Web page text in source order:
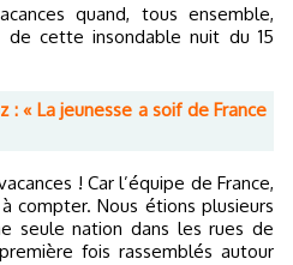
quand, tous ensemble,
de cette insondable nuit du 15
: « La jeunesse a soif de France
compter. Nous étions plusieurs
seule nation dans les rues de
fois rassemblés autour